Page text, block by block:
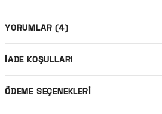
YORUMLAR (4)
İADE KOŞULLARI
ÖDEME SEÇENEKLERI